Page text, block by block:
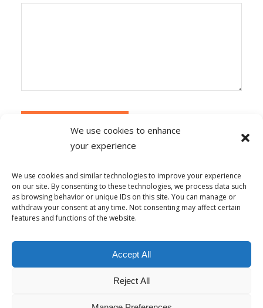
We use cookies to enhance
your experience
We use cookies and similar technologies to improve your experience
on our site. By consenting to these technologies, we process data such
as browsing behavior or unique IDs on this site. You can manage or
withdraw your consent at any time. Not consenting may affect certain
features and functions of the website.
Accept All
Reject All
Ce site utilise Akismet pour réduire les
données de vos commentaires sont traitées.
© Copyright - Alpha-b 2019-2026 -powered by Enfold WordPress
Conditions générales de vente Politique de confidentialité